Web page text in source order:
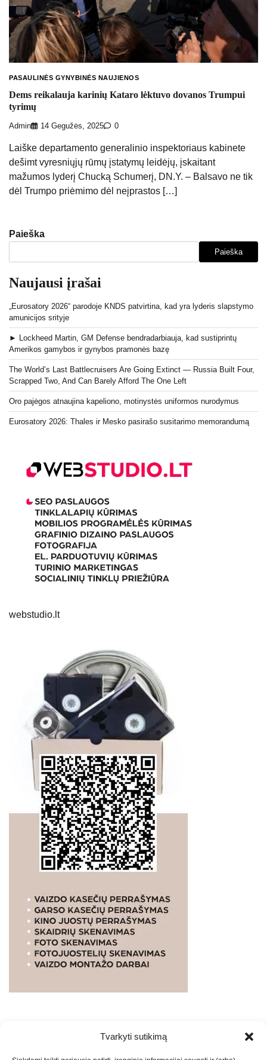
Tvarkyti sutikimą
PASAULINĖS GYNYBINĖS NAUJIENOS
Dems reikalauja karinių Kataro lėktuvo dovanos Trumpui
tyrimų
Admin 14 Gegužės, 2025 0
Laiške departamento generalinio inspektoriaus kabinete
dešimt vyresniųjų rūmų įstatymų leidėjų, įskaitant
mažumos lyderį Chucką Schumerį, DN.Y. – Balsavo ne tik
dėl Trumpo priėmimo dėl neįprastos […]
Paieška
Paieška
Naujausi įrašai
„Eurosatory 2026“ parodoje KNDS patvirtina, kad yra lyderis slapstymo
amunicijos srityje
► Lockheed Martin, GM Defense bendradarbiauja, kad sustiprintų
Amerikos gamybos ir gynybos pramonės bazę
The World’s Last Battlecruisers Are Going Extinct — Russia Built Four,
Scrapped Two, And Can Barely Afford The One Left
Oro pajėgos atnaujina kapeliono, motinystės uniformos nurodymus
Eurosatory 2026: Thales ir Mesko pasirašo susitarimo memorandumą
webstudio.lt